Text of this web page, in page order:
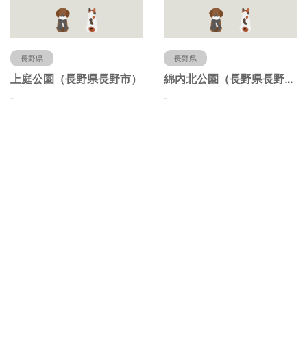
長野県
上庭公園（長野県長野市）
-
長野県
綿内北公園（長野県長野市）
-